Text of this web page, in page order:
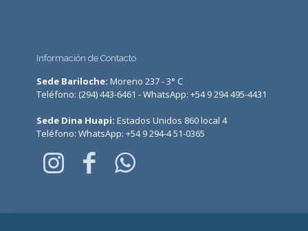
Información de Contacto
Sede Bariloche: Moreno 237 - 3° C
Teléfono: (294) 443-6461 - WhatsApp: +54 9 294 495-4431
Sede Dina Huapi: Estados Unidos 860 local 4
Teléfono: WhatsApp: +54 9 294-4 51-0365